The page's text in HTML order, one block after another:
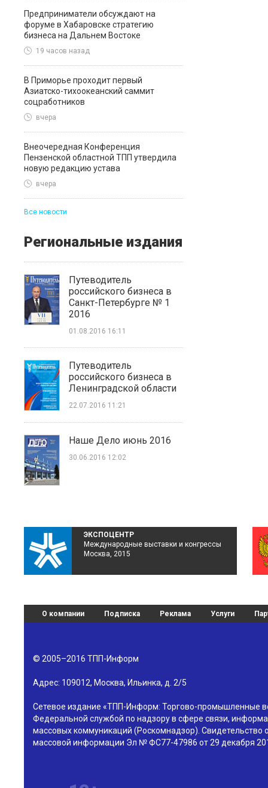
Предприниматели обсуждают на
форуме в Хабаровске стратегию
бизнеса на Дальнем Востоке
19 часов назад
В Приморье проходит первый
Азиатско-тихоокеанский саммит
соцработников
вчера
Внеочередная Конференция
Пензенской областной ТПП утвердила
новую редакцию устава
вчера
Все новости
Региональные издания
Путеводитель
российского бизнеса в
Санкт-Петербурге № 1
2016
01.08.2016 16:11
Путеводитель
российского бизнеса в
Ленинградской области
22.07.2016 11:21
Наше Дело июнь 2016
30.06.2016 12:02
ЭКСПОЦЕНТР
Международные выставки и конгрессы
Москва, 2015
О компании Подписка Реклама Услуги
© 2005–2016 ТПП-Информ
Адрес: 109012, Москва, Ильинка, д. 2/5
Сетевое издание «ТПП-Информ: Торгово-промышленные
Федеральной службой по надзору в сфере связи,
массовых коммуникаций (Роскомнадзор). Свидетельство
массовой информации Эл № ФС77-47986 от 29 декабря